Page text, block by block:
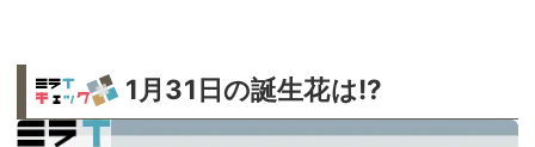
1月31日の誕生花は!?